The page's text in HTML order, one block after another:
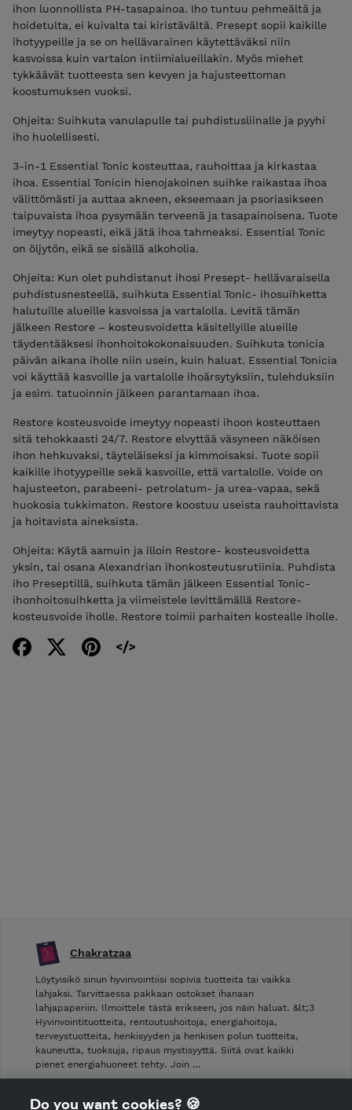
ihon luonnollista PH-tasapainoa. Iho tuntuu pehmeältä ja
hoidetulta, ei kuivalta tai kiristävältä. Presept sopii kaikille
ihotyypeille ja se on hellävarainen käytettäväksi niin
kasvoissa kuin vartalon intiimialueillakin. Myös miehet
tykkäävät tuotteesta sen kevyen ja hajusteettoman
koostumuksen vuoksi.
Ohjeita: Suihkuta vanulapulle tai puhdistusliinalle ja pyyhi
iho huolellisesti.
3-in-1 Essential Tonic kosteuttaa, rauhoittaa ja kirkastaa
ihoa. Essential Tonicin hienojakoinen suihke raikastaa ihoa
välittömästi ja auttaa akneen, ekseemaan ja psoriasikseen
taipuvaista ihoa pysymään terveenä ja tasapainoisena. Tuote
imeytyy nopeasti, eikä jätä ihoa tahmeaksi. Essential Tonic
on öljytön, eikä se sisällä alkoholia.
Ohjeita: Kun olet puhdistanut ihosi Presept- hellävaraisella
puhdistusnesteellä, suihkuta Essential Tonic- ihosuihketta
halutuille alueille kasvoissa ja vartalolla. Levitä tämän
jälkeen Restore – kosteusvoidetta käsitellyille alueille
täydentääksesi ihonhoitokokonaisuuden. Suihkuta tonicia
päivän aikana iholle niin usein, kuin haluat. Essential Tonicia
voi käyttää kasvoille ja vartalolle ihoärsytyksiin, tulehduksiin
ja esim. tatuoinnin jälkeen parantamaan ihoa.
Restore kosteusvoide imeytyy nopeasti ihoon kosteuttaen
sitä tehokkaasti 24/7. Restore elvyttää väsyneen näköisen
ihon hehkuvaksi, täyteläiseksi ja kimmoisaksi. Tuote sopii
kaikille ihotyypeille sekä kasvoille, että vartalolle. Voide on
hajusteeton, parabeeni- petrolatum- ja urea-vapaa, sekä
huokosia tukkimaton. Restore koostuu useista rauhoittavista
ja hoitavista aineksista.
Ohjeita: Käytä aamuin ja illoin Restore- kosteusvoidetta
yksin, tai osana Alexandrian ihonkosteutusrutiinia. Puhdista
iho Preseptillä, suihkuta tämän jälkeen Essential Tonic-
ihonhoitosuihketta ja viimeistele levittämällä Restore-
kosteusvoide iholle. Restore toimii parhaiten kostealle iholle.
Chakratzaa
Löytyisikö sinun hyvinvointiisi sopivia tuotteita tai vaikka
lahjaksi. Tarvittaessa pakkaan ostokset ihanaan
lahjapaperiin. Ilmoittele tästä erikseen, jos näin haluat. &lt;3
Hyvinvointituotteita, rentoutushoitoja, energiahoitoja,
terveystuotteita, henkisyyden ja henkisen polun tuotteita,
kauneutta, tuoksuja, ripaus mystisyyttä. Siitä ovat kaikki
pienet energiahuoneet tehty. Join …
Shop privacy policy
Do you want cookies? 🍪